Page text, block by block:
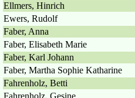
Ellmers, Hinrich
Ewers, Rudolf
Faber, Anna
Faber, Elisabeth Marie
Faber, Karl Johann
Faber, Martha Sophie Katharine
Fahrenholz, Betti
Fahrenholz, Gesine